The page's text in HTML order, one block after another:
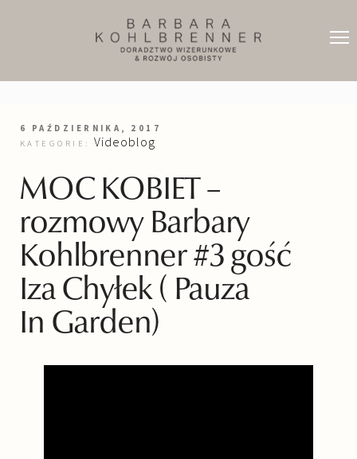
6 PAŹDZIERNIKA, 2017
KATEGORIE:Videoblog
MOC KOBIET –
rozmowy Barbary
Kohlbrenner #3 gość
Iza Chyłek ( Pauza
In Garden)